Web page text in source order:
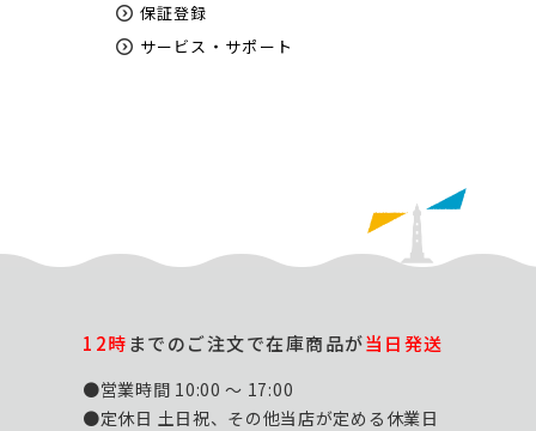
保証登録
サービス・サポート
12時までのご注文で在庫商品が当日発送
●営業時間 10:00 ～ 17:00
●定休日 土日祝、その他当店が定める休業日